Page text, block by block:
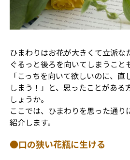
ひまわりはお花が大きくて立派な
ぐるっと後ろを向いてしまうこと
「こっちを向いて欲しいのに、
しまう！」と、思ったことがある
しょうか。
ここでは、ひまわりを思った通り
紹介します。
●口の狭い花瓶に生ける